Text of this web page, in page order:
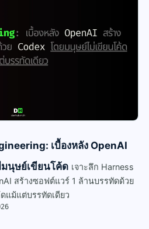
เบื้องหลัง OpenAI
นุษย์เขียนโค้ด เจาะลึก Harness
สร้างซอฟต์แวร์ 1 ล้านบรรทัดด้วย
แม้แต่บรรทัดเดียว